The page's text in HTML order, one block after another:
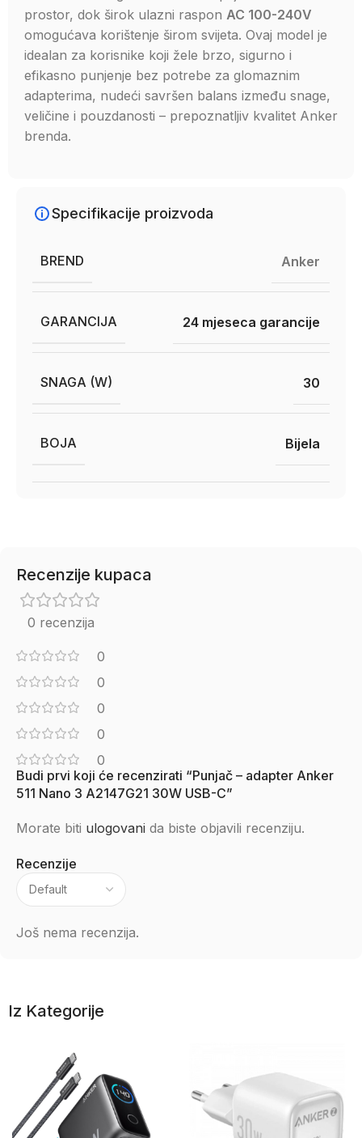
prostor, dok širok ulazni raspon AC 100-240V
omogućava korištenje širom svijeta. Ovaj model je
idealan za korisnike koji žele brzo, sigurno i
efikasno punjenje bez potrebe za glomaznim
adapterima, nudeći savršen balans između snage,
veličine i pouzdanosti – prepoznatljiv kvalitet Anker
brenda.
Specifikacije proizvoda
BREND Anker
GARANCIJA 24 mjeseca garancije
SNAGA (W) 30
BOJA Bijela
Recenzije kupaca
0 recenzija
0
0
0
0
0
Recenzije
Još nema recenzija.
Budi prvi koji će recenzirati “Punjač – adapter Anker
511 Nano 3 A2147G21 30W USB-C”
Morate biti ulogovani da biste objavili recenziju.
Iz Kategorije